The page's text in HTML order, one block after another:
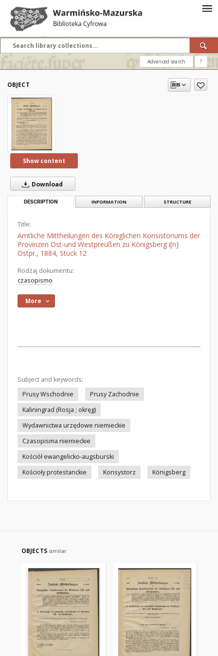
Advanced search ?
OBJECT
Show content
Download
DESCRIPTION INFORMATION STRUCTURE
Title:
Amtliche Mittheilungen des Königlichen Konsistoriums der
Provinzen Ost-und Westpreußen zu Königsberg i[n]
Ostpr., 1884, Stück 12
Rodzaj dokumentu:
czasopismo
More
Subject and keywords:
Prusy Wschodnie
Prusy Zachodnie
Kaliningrad (Rosja ; okręg)
Wydawnictwa urzędowe niemieckie
Czasopisma niemieckie
Kościół ewangelicko-augsburski
Kościoły protestanckie
Konsystorz Königsberg
OBJECTS similar